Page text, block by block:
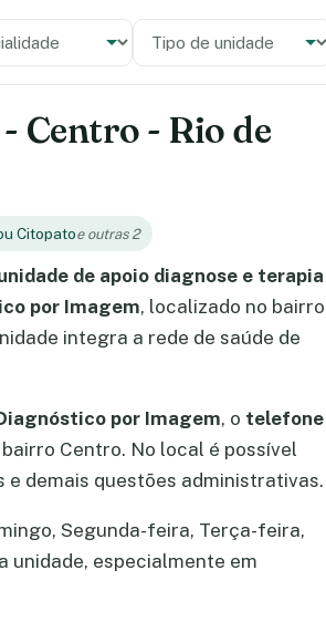
Centro - Rio de
Citopatoe outras 2
de apoio diagnose e terapia
por Imagem, localizado no bairro
integra a rede de saúde de
por Imagem, o telefone
bairro Centro. No local é possível
demais questões administrativas.
Segunda-feira, Terça-feira,
unidade, especialmente em